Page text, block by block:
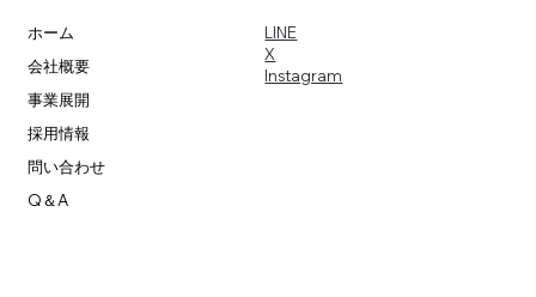
ホーム
会社概要
事業展開
採用情報
問い合わせ
Q＆A
​LINE
X
​Instagram